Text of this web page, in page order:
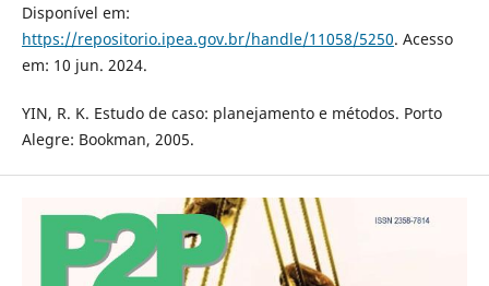
Disponível em:
https://repositorio.ipea.gov.br/handle/11058/5250. Acesso
em: 10 jun. 2024.
YIN, R. K. Estudo de caso: planejamento e métodos. Porto
Alegre: Bookman, 2005.